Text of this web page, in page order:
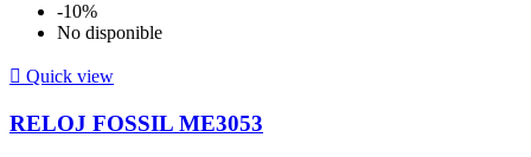
-10%
No disponible
 Quick view
RELOJ FOSSIL ME3053